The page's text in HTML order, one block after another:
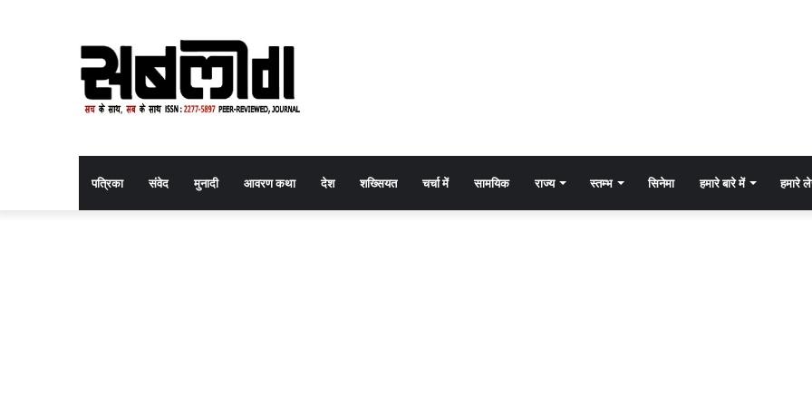
पत्रिका संवेद मुनादी आवरण कथा देश शख्सियत चर्चा में सामयिक राज्य स्तम्भ सिनेमा हमारे बारे में हमारे